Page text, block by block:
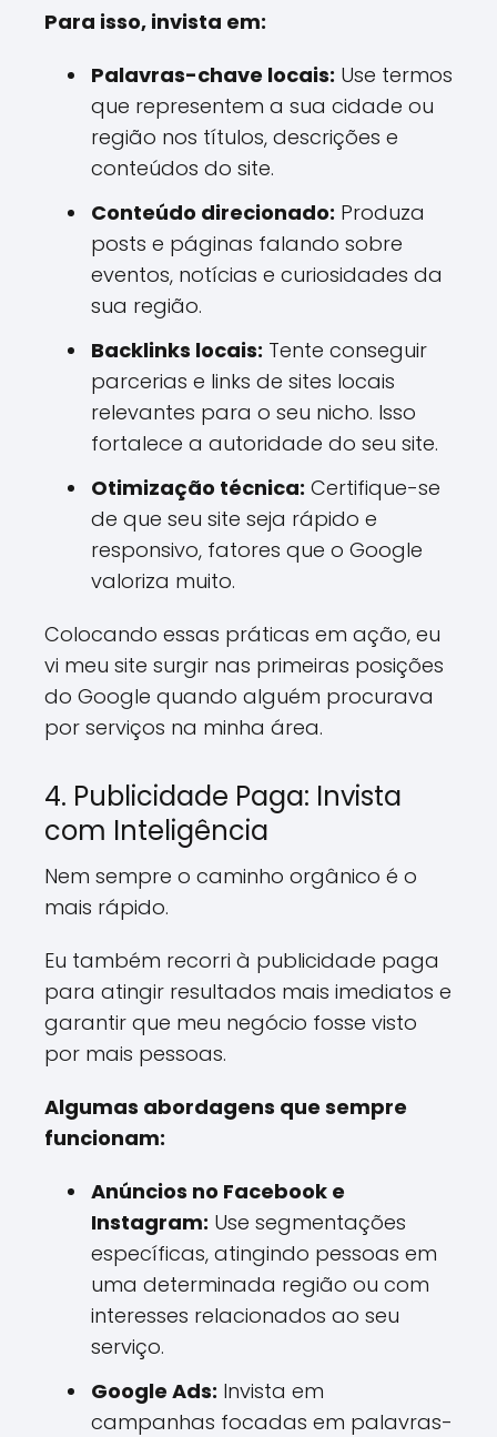
Para isso, invista em:
Palavras-chave locais: Use termos
que representem a sua cidade ou
região nos títulos, descrições e
conteúdos do site.
Conteúdo direcionado: Produza
posts e páginas falando sobre
eventos, notícias e curiosidades da
sua região.
Backlinks locais: Tente conseguir
parcerias e links de sites locais
relevantes para o seu nicho. Isso
fortalece a autoridade do seu site.
Otimização técnica: Certifique-se
de que seu site seja rápido e
responsivo, fatores que o Google
valoriza muito.
Colocando essas práticas em ação, eu
vi meu site surgir nas primeiras posições
do Google quando alguém procurava
por serviços na minha área.
4. Publicidade Paga: Invista
com Inteligência
Nem sempre o caminho orgânico é o
mais rápido.
Eu também recorri à publicidade paga
para atingir resultados mais imediatos e
garantir que meu negócio fosse visto
por mais pessoas.
Algumas abordagens que sempre
funcionam:
Anúncios no Facebook e
Instagram: Use segmentações
específicas, atingindo pessoas em
uma determinada região ou com
interesses relacionados ao seu
serviço.
Google Ads: Invista em
campanhas focadas em palavras-